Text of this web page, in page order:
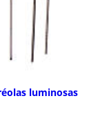
luminosas